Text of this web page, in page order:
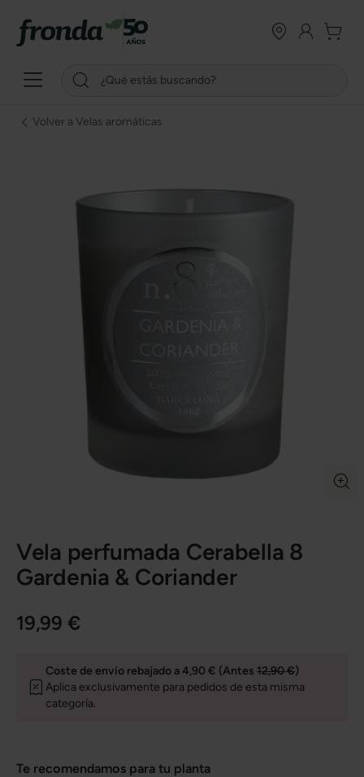
Volver a Velas aromáticas
Vela perfumada Cerabella 8
Gardenia & Coriander
19,99 €
Coste de envío rebajado a 4,90 € (Antes 12,90 €)
Aplica exclusivamente para pedidos de esta misma
categoría.
Te recomendamos para tu planta